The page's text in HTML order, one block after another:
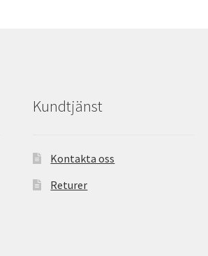
Kundtjänst
Kontakta oss
Returer